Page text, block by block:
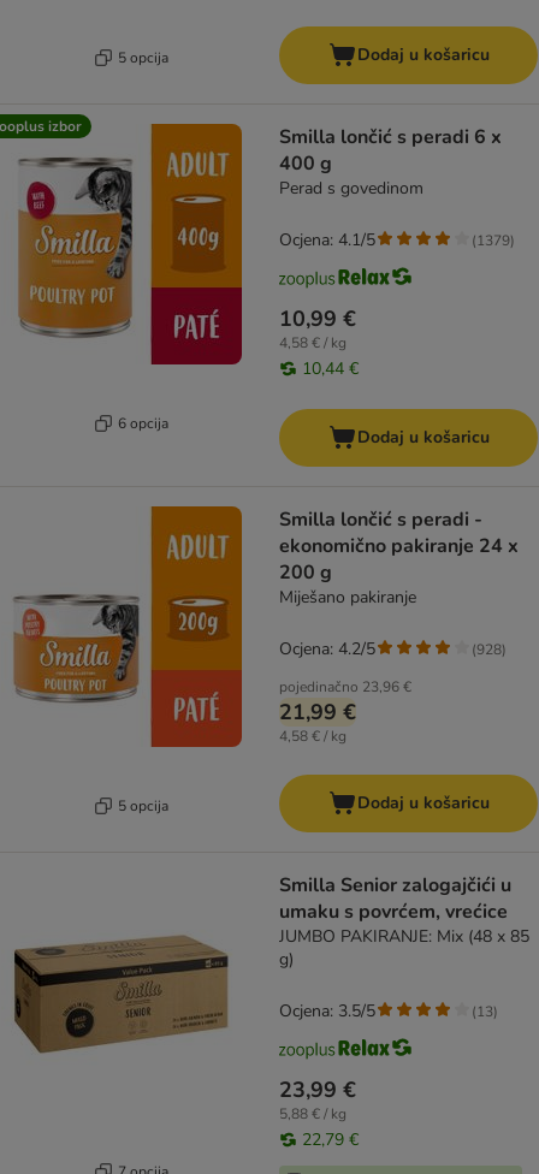
5 opcija Dodaj u košaricu
izbor
6 opcija
Smilla lončić s peradi 6 x
400 g
Perad s govedinom
10,99 €
4,58 € / kg
10,44 €
Ocjena: 4.1/5 (1379)
Dodaj u košaricu
5 opcija
Smilla lončić s peradi -
ekonomično pakiranje 24 x
200 g
Miješano pakiranje
pojedinačno 23,96 €
21,99 €
4,58 € / kg
Ocjena: 4.2/5 (928)
Dodaj u košaricu
Smilla Senior zalogajčići u
umaku s povrćem, vrećice
JUMBO PAKIRANJE: Mix (48 x 85
g)
23,99 €
5,88 € / kg
22,79 €
Ocjena: 3.5/5 (13)